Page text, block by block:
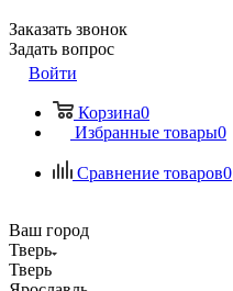
Заказать звонок
Задать вопрос
Войти
Корзина0
Избранные товары0
Сравнение товаров0
Ваш город
Тверь
Тверь